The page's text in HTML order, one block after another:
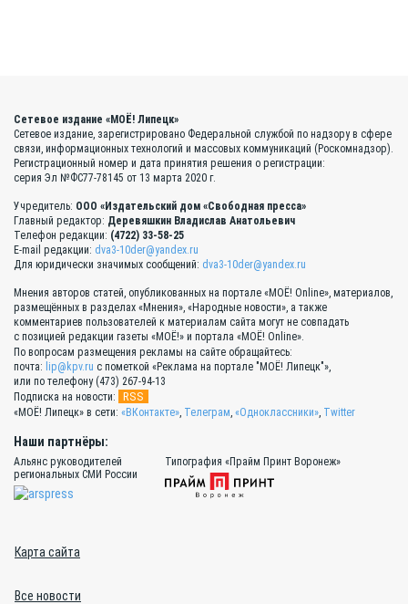
Сетевое издание «МОЁ! Липецк»
Сетевое издание, зарегистрировано Федеральной службой по надзору в сфере
связи, информационных технологий и массовых коммуникаций (Роскомнадзор).
Регистрационный номер и дата принятия решения о регистрации:
серия Эл №ФС77-78145 от 13 марта 2020 г.
Учредитель: ООО «Издательский дом «Свободная пресса»
Главный редактор: Деревяшкин Владислав Анатольевич
Телефон редакции: (4722) 33-58-25
E-mail редакции: dva3-10der@yandex.ru
Для юридически значимых сообщений: dva3-10der@yandex.ru
Мнения авторов статей, опубликованных на портале «МОЁ! Online», материалов,
размещённых в разделах «Мнения», «Народные новости», а также
комментариев пользователей к материалам сайта могут не совпадать
с позицией редакции газеты «МОЁ!» и портала «МОЁ! Online».
По вопросам размещения рекламы на сайте обращайтесь:
почта: lip@kpv.ru с пометкой «Реклама на портале "МОЁ! Липецк"»,
или по телефону (473) 267-94-13
Подписка на новости:
RSS
«МОЁ! Липецк» в сети: «ВКонтакте», Телеграм, «Одноклассники», Twitter
Наши партнёры:
Альянс руководителей
региональных СМИ России
Типография «Прайм Принт Воронеж»
Карта сайта
Все новости